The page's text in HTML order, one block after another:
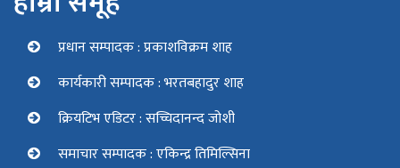
प्रधान सम्पादक : प्रकाशविक्रम शाह
कार्यकारी सम्पादक : भरतबहादुर शाह
क्रियटिभ एडिटर : सच्चिदानन्द जोशी
समाचार सम्पादक : एकिन्द्र तिमिल्सिना